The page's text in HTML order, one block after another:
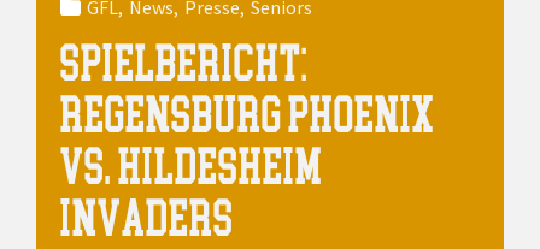
GFL News Presse Seniors
SPIELBERICHT:
REGENSBURG PHOENIX
VS. HILDESHEIM
INVADERS